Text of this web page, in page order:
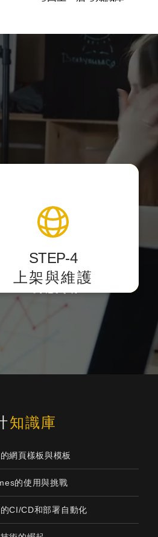
STEP-4
上架與維護
上架與維護
後台測試點，校對後正式上
架，
遞交網站sitemap提供搜尋
引擎蒐錄。
知識庫
網頁樣板與模板
的使用與挑戰
CI/CD和部署自動化